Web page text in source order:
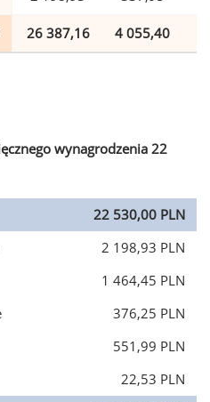
26 387,16 4 055,40
wynagrodzenia 22
22 530,00 PLN
2 198,93 PLN
1 464,45 PLN
376,25 PLN
551,99 PLN
22,53 PLN